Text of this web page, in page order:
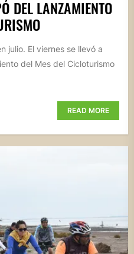
DEL LANZAMIENTO
julio. El viernes se llevó a
del Mes del Cicloturismo
READ MORE